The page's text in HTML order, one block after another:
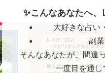
✨こんなあなたへ
大好きな占い
副
そんなあなたが、間違
一度目を通し